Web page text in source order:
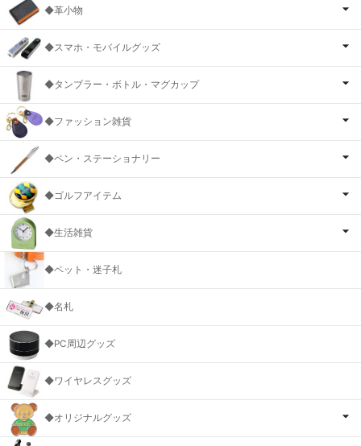
◆革小物
◆スマホ・モバイルグッズ
◆タンブラー・ボトル・マグカップ
◆ファッション雑貨
◆ペン・ステーショナリー
◆ゴルフアイテム
◆生活雑貨
◆ペット・迷子札
◆名札
◆PC周辺グッズ
◆ワイヤレスグッズ
◆オリジナルグッズ